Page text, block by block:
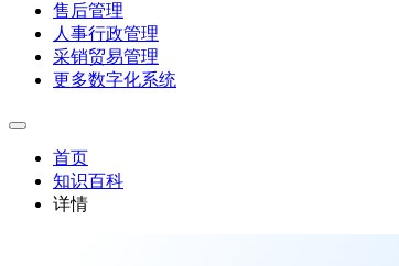
售后管理
人事行政管理
采销贸易管理
更多数字化系统
首页
知识百科
详情